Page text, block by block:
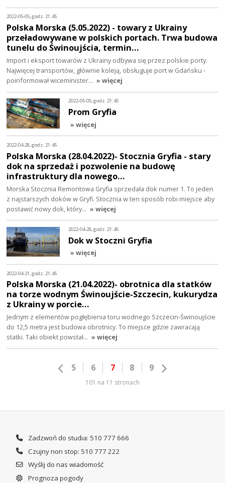
2022-05-05, godz. 21:45
Polska Morska (5.05.2022) - towary z Ukrainy
przeładowywane w polskich portach. Trwa budowa
tunelu do Świnoujścia, termin…
Import i eksport towarów z Ukrainy odbywa się przez polskie porty.
Najwięcej transportów, głównie koleją, obsługuje port w Gdańsku -
poinformował wiceminister… » więcej
2022-05-05, godz. 21:45
Prom Gryfia
» więcej
2022-04-28, godz. 21:45
Polska Morska (28.04.2022)- Stocznia Gryfia - stary
dok na sprzedaż i pozwolenie na budowę
infrastruktury dla nowego…
Morska Stocznia Remontowa Gryfia sprzedała dok numer 1. To jeden
z najstarszych doków w Gryfi. Stocznia w ten sposób robi miejsce aby
postawić nowy dok, który… » więcej
2022-04-28, godz. 21:45
Dok w Stoczni Gryfia
» więcej
2022-04-21, godz. 21:45
Polska Morska (21.04.2022)- obrotnica dla statków
na torze wodnym Świnoujście-Szczecin, kukurydza
z Ukrainy w porcie…
Jednym z elementów pogłębienia toru wodnego Szczecin-Świnoujście
do 12,5 metra jest budowa obrotnicy. To miejsce gdzie zawracają
statki. Taki obiekt powstał… » więcej
5 6 7 8 9
101 na 11 stronach
Zadzwoń do studia: 510 777 666
Czujny non stop: 510 777 222
Wyślij do nas wiadomość
Prognoza pogody